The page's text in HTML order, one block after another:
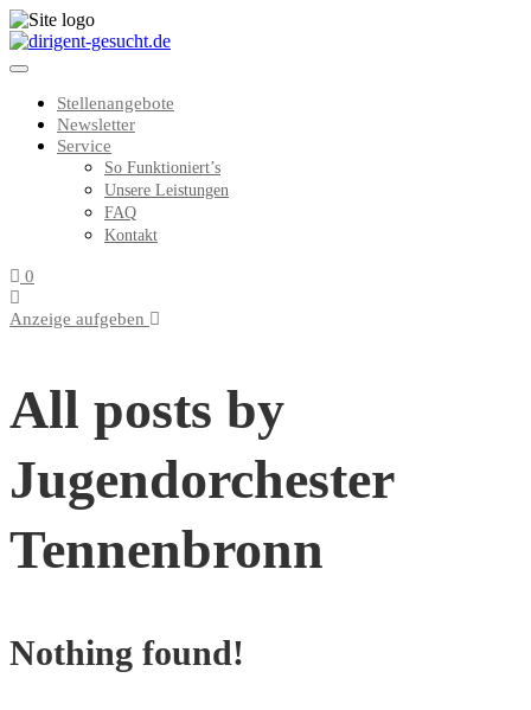
Stellenangebote
Newsletter
Service
So Funktioniert’s
Unsere Leistungen
FAQ
Kontakt
0
Anzeige aufgeben
All posts by
Jugendorchester
Tennenbronn
Nothing found!